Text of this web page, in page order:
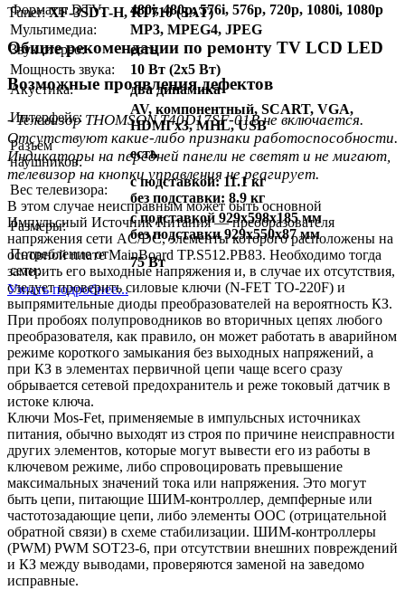
Форматы DTV:
480i, 480p, 576i, 576p, 720p, 1080i, 1080p
Мультимедиа:
MP3, MPEG4, JPEG
Звук стерео:
есть
Мощность звука:
10 Вт (2x5 Вт)
Акустика:
два динамика
Интерфейс:
AV, компонентный, SCART, VGA,
HDMI x3, MHL, USB
Разъём
наушников:
есть
Вес телевизора:
с подставкой: 11.1 кг
без подставки: 8.9 кг
Размеры:
с подставкой 929x598x185 мм
без подставки 929x550x87 мм
Потребление от
сети:
75 Вт
Узнать подробнее...
Тuner:XF-3SDT-H, RT710 (SAT)
Общие рекомендации по ремонту TV LCD LED
Возможные проявления дефектов
- Телевизор THOMSON T40D17SF-01B не включается.
Отсутствуют какие-либо признаки работоспособности.
Индикаторы на передней панели не светят и не мигают,
телевизор на кнопки управления не реагирует.
В этом случае неисправным может быть основной
Импульсный Источник Питания — преобразователя
напряжения сети AC/DC, элементы которого расположены на
основной плате MainBoard TP.S512.PB83. Необходимо тогда
замерить его выходные напряжения и, в случае их отсутствия,
следует проверить силовые ключи (N-FET TO-220F) и
выпрямительные диоды преобразователей на вероятность КЗ.
При пробоях полупроводников во вторичных цепях любого
преобразователя, как правило, он может работать в аварийном
режиме короткого замыкания без выходных напряжений, а
при КЗ в элементах первичной цепи чаще всего сразу
обрывается сетевой предохранитель и реже токовый датчик в
истоке ключа.
Ключи Mos-Fet, применяемые в импульсных источниках
питания, обычно выходят из строя по причине неисправности
других элементов, которые могут вывести его из работы в
ключевом режиме, либо спровоцировать превышение
максимальных значений тока или напряжения. Это могут
быть цепи, питающие ШИМ-контроллер, демпферные или
частотозадающие цепи, либо элементы ООС (отрицательной
обратной связи) в схеме стабилизации. ШИМ-контроллеры
(PWM) PWM SOT23-6, при отсутствии внешних повреждений
и КЗ между выводами, проверяются заменой на заведомо
исправные.